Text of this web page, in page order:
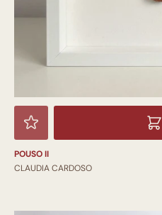
POUSO II
CLAUDIA CARDOSO